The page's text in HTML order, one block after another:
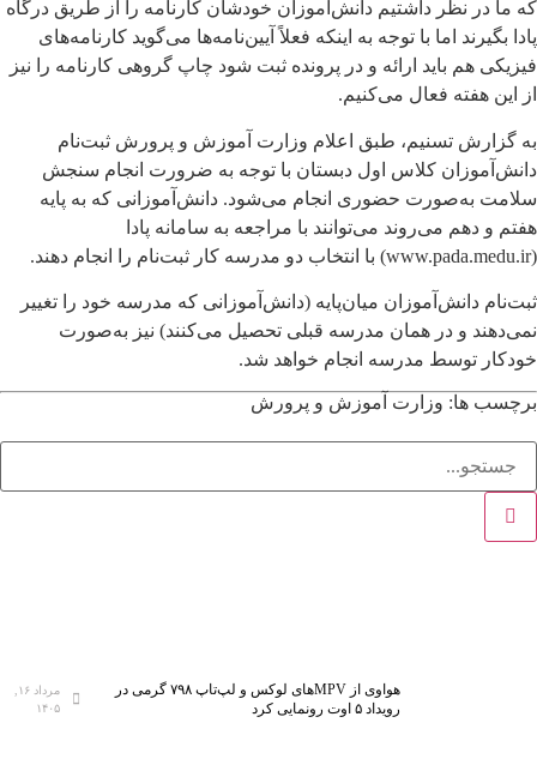
که ما در نظر داشتیم دانش‌آموزان خودشان کارنامه را از طریق درگاه
پادا بگیرند اما با توجه به اینکه فعلاً آیین‌نامه‌ها می‌گوید کارنامه‌های
فیزیکی هم باید ارائه و در پرونده ثبت شود چاپ گروهی کارنامه را نیز
از این هفته فعال می‌کنیم.
به گزارش تسنیم، طبق اعلام وزارت آموزش و پرورش ثبت‌نام
دانش‌آموزان کلاس اول دبستان با توجه به ضرورت انجام سنجش
سلامت به‌صورت حضوری انجام می‌شود. دانش‌آموزانی که به پایه
هفتم و دهم می‌روند می‌توانند با مراجعه به سامانه پادا
(www.pada.medu.ir) با انتخاب دو مدرسه کار ثبت‌نام را انجام دهند.
ثبت‌نام دانش‌آموزان میان‌پایه (دانش‌آموزانی که مدرسه خود را تغییر
نمی‌دهند و در همان مدرسه قبلی تحصیل می‌کنند) نیز به‌صورت
خودکار توسط مدرسه انجام خواهد شد.
برچسب ها: وزارت آموزش و پرورش
هواوی از MPVهای لوکس و لپ‌تاپ ۷۹۸ گرمی در
رویداد ۵ اوت رونمایی کرد
۱۴۰۵